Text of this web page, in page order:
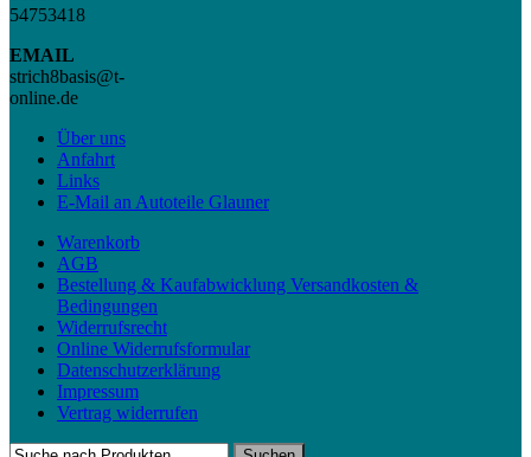
54753418
EMAIL
strich8basis@t-
online.de
Über uns
Anfahrt
Links
E-Mail an Autoteile Glauner
Warenkorb
AGB
Bestellung & Kaufabwicklung Versandkosten &
Bedingungen
Widerrufsrecht
Online Widerrufsformular
Datenschutzerklärung
Impressum
Vertrag widerrufen